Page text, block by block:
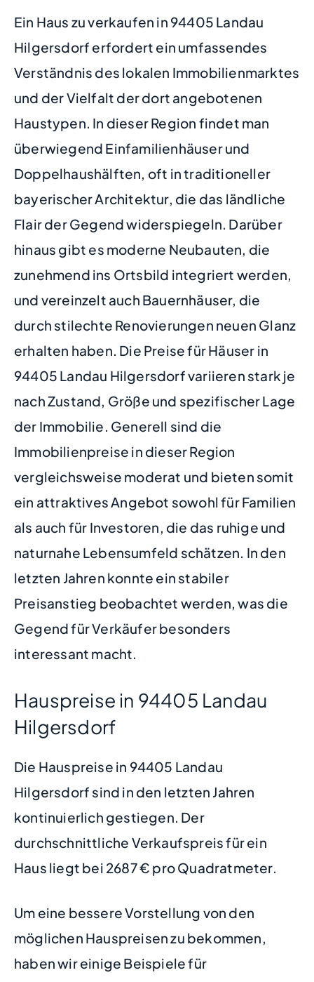
Ein Haus zu verkaufen in 94405 Landau
Hilgersdorf erfordert ein umfassendes
Verständnis des lokalen Immobilienmarktes
und der Vielfalt der dort angebotenen
Haustypen. In dieser Region findet man
überwiegend Einfamilienhäuser und
Doppelhaushälften, oft in traditioneller
bayerischer Architektur, die das ländliche
Flair der Gegend widerspiegeln. Darüber
hinaus gibt es moderne Neubauten, die
zunehmend ins Ortsbild integriert werden,
und vereinzelt auch Bauernhäuser, die
durch stilechte Renovierungen neuen Glanz
erhalten haben. Die Preise für Häuser in
94405 Landau Hilgersdorf variieren stark je
nach Zustand, Größe und spezifischer Lage
der Immobilie. Generell sind die
Immobilienpreise in dieser Region
vergleichsweise moderat und bieten somit
ein attraktives Angebot sowohl für Familien
als auch für Investoren, die das ruhige und
naturnahe Lebensumfeld schätzen. In den
letzten Jahren konnte ein stabiler
Preisanstieg beobachtet werden, was die
Gegend für Verkäufer besonders
interessant macht.
Hauspreise in 94405 Landau
Hilgersdorf
Die Hauspreise in 94405 Landau
Hilgersdorf sind in den letzten Jahren
kontinuierlich gestiegen. Der
durchschnittliche Verkaufspreis für ein
Haus liegt bei 2687 € pro Quadratmeter.
Um eine bessere Vorstellung von den
möglichen Hauspreisen zu bekommen,
haben wir einige Beispiele für